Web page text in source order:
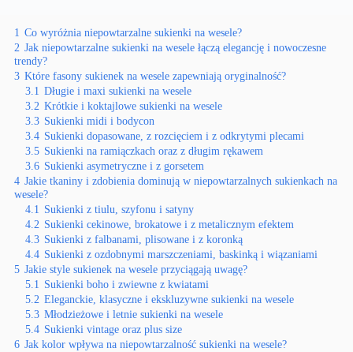
1 Co wyróżnia niepowtarzalne sukienki na wesele?
2 Jak niepowtarzalne sukienki na wesele łączą elegancję i nowoczesne
trendy?
3 Które fasony sukienek na wesele zapewniają oryginalność?
3.1 Długie i maxi sukienki na wesele
3.2 Krótkie i koktajlowe sukienki na wesele
3.3 Sukienki midi i bodycon
3.4 Sukienki dopasowane, z rozcięciem i z odkrytymi plecami
3.5 Sukienki na ramiączkach oraz z długim rękawem
3.6 Sukienki asymetryczne i z gorsetem
4 Jakie tkaniny i zdobienia dominują w niepowtarzalnych sukienkach na
wesele?
4.1 Sukienki z tiulu, szyfonu i satyny
4.2 Sukienki cekinowe, brokatowe i z metalicznym efektem
4.3 Sukienki z falbanami, plisowane i z koronką
4.4 Sukienki z ozdobnymi marszczeniami, baskinką i wiązaniami
5 Jakie style sukienek na wesele przyciągają uwagę?
5.1 Sukienki boho i zwiewne z kwiatami
5.2 Eleganckie, klasyczne i ekskluzywne sukienki na wesele
5.3 Młodzieżowe i letnie sukienki na wesele
5.4 Sukienki vintage oraz plus size
6 Jak kolor wpływa na niepowtarzalność sukienki na wesele?